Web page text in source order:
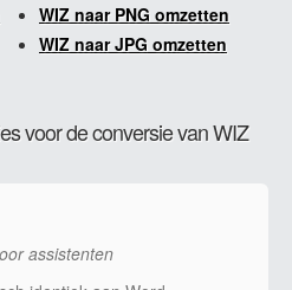
WIZ naar PNG omzetten
WIZ naar JPG omzetten
voor de conversie van WIZ
assistenten